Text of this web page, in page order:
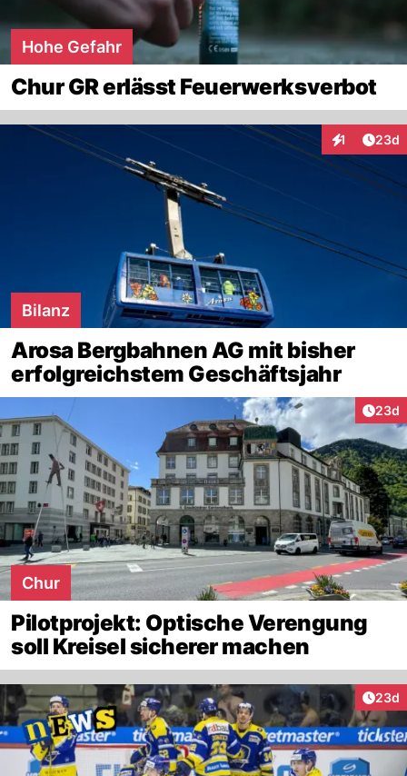
Hohe Gefahr
Chur GR erlässt Feuerwerksverbot
1
Interaktionen
23d
Bilanz
Arosa Bergbahnen AG mit bisher
erfolgreichstem Geschäftsjahr
23d
Chur
Pilotprojekt: Optische Verengung
soll Kreisel sicherer machen
23d